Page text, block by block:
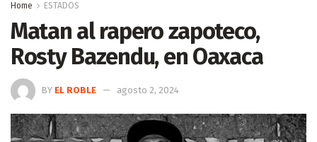
Home ESTADOS
Matan al rapero zapoteco,
Rosty Bazendu, en Oaxaca
BY EL ROBLE agosto 2, 2024